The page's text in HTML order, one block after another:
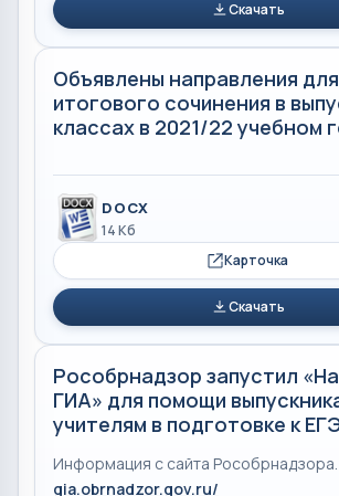
Скачать
Объявлены направления
итогового сочинения в
классах в 2021/22 учебном
DOCX
14 Кб
Карточка
Скачать
Рособрнадзор запустил
ГИА» для помощи
учителям в подготовке к
Информация с сайта Рособрнадзора.
gia.obrnadzor.gov.ru/